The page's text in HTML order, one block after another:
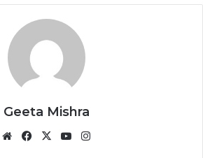
Geeta Mishra
WebsiteFacebook
X YouTube